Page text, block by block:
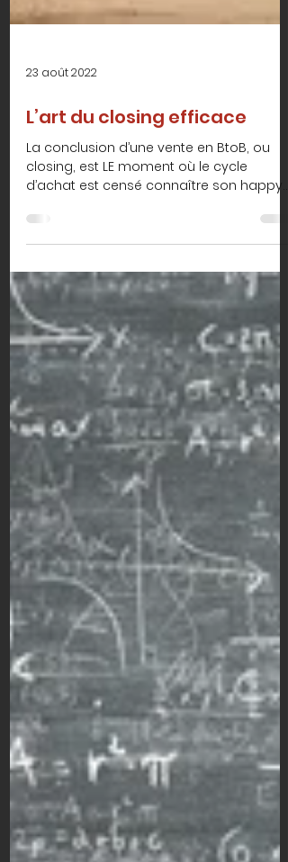
23 août 2022
La conclusion d’une vente en BtoB, ou
closing, est LE moment où le cycle
d’achat est censé connaître son happy
end.